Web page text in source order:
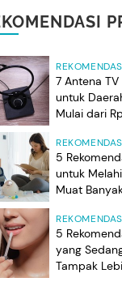
7 Antena
untuk
Mulai dari
5
untuk
Muat
5
yang
Tampak